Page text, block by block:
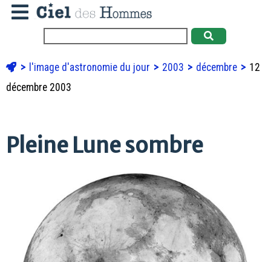
l'image d'astronomie du jour 2003 décembre
12
décembre 2003
Pleine Lune sombre